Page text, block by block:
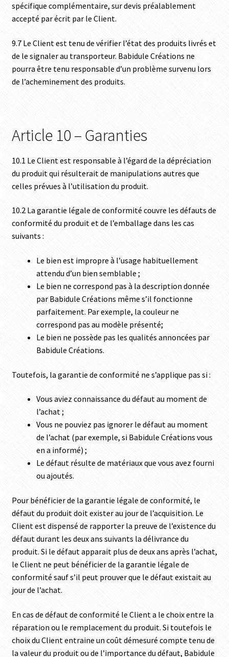
spécifique complémentaire, sur devis préalablement
accepté par écrit par le Client.
9.7 Le Client est tenu de vérifier l’état des produits livrés et
de le signaler au transporteur. Babidule Créations ne
pourra être tenu responsable d’un problème survenu lors
de l’acheminement des produits.
Article 10 – Garanties
10.1 Le Client est responsable à l’égard de la dépréciation
du produit qui résulterait de manipulations autres que
celles prévues à l’utilisation du produit.
10.2 La garantie légale de conformité couvre les défauts de
conformité du produit et de l’emballage dans les cas
suivants :
Le bien est impropre à l’usage habituellement
attendu d’un bien semblable ;
Le bien ne correspond pas à la description donnée
par Babidule Créations même s’il fonctionne
parfaitement. Par exemple, la couleur ne
correspond pas au modèle présenté;
Le bien ne possède pas les qualités annoncées par
Babidule Créations.
Toutefois, la garantie de conformité ne s’applique pas si :
Vous aviez connaissance du défaut au moment de
l’achat ;
Vous ne pouviez pas ignorer le défaut au moment
de l’achat (par exemple, si Babidule Créations vous
en a informé) ;
Le défaut résulte de matériaux que vous avez fourni
ou ajoutés.
Pour bénéficier de la garantie légale de conformité, le
défaut du produit doit exister au jour de l’acquisition. Le
Client est dispensé de rapporter la preuve de l’existence du
défaut durant les deux ans suivants la délivrance du
produit. Si le défaut apparait plus de deux ans après l’achat,
le Client ne peut bénéficier de la garantie légale de
conformité sauf s’il peut prouver que le défaut existait au
jour de l’achat.
En cas de défaut de conformité le Client a le choix entre la
réparation ou le remplacement du produit. Si toutefois le
choix du Client entraine un coût démesuré compte tenu de
la valeur du produit ou de l’importance du défaut, Babidule